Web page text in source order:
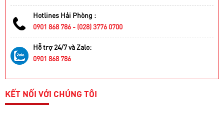
Hotlines Hải Phòng :
0901 868 786 - (028) 3776 0700
Hỗ trợ 24/7 và Zalo:
0901 868 786
KẾT NỐI VỚI CHÚNG TÔI